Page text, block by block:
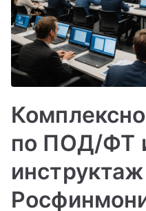
по ПОД/ФТ
инструктаж